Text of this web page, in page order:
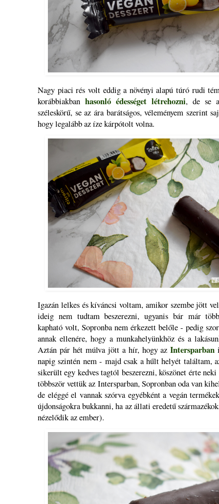
Nagy piaci rés volt eddig a növényi alapú túró rudi
korábbiakban hasonló édességet létrehozni, de se a
széleskörű, se az ára barátságos, véleményem szerint
hogy legalább az íze kárpótolt volna.
Igazán lelkes és kíváncsi voltam, amikor szembe jött
ideig nem tudtam beszerezni, ugyanis bár már
kapható volt, Sopronba nem érkezett belőle - pedig
annak ellenére, hogy a munkahelyünkhöz és a
Aztán pár hét múlva jött a hír, hogy azIntersparban
napig szintén nem - majd csak a hűlt helyét találtam,
sikerült egy kedves tagtól beszerezni, köszönet érte
többször vettük az Intersparban, Sopronban oda van
de eléggé el vannak szórva egyébként a vegán
újdonságokra bukkanni, ha az állati eredetű
nézelődik az ember).